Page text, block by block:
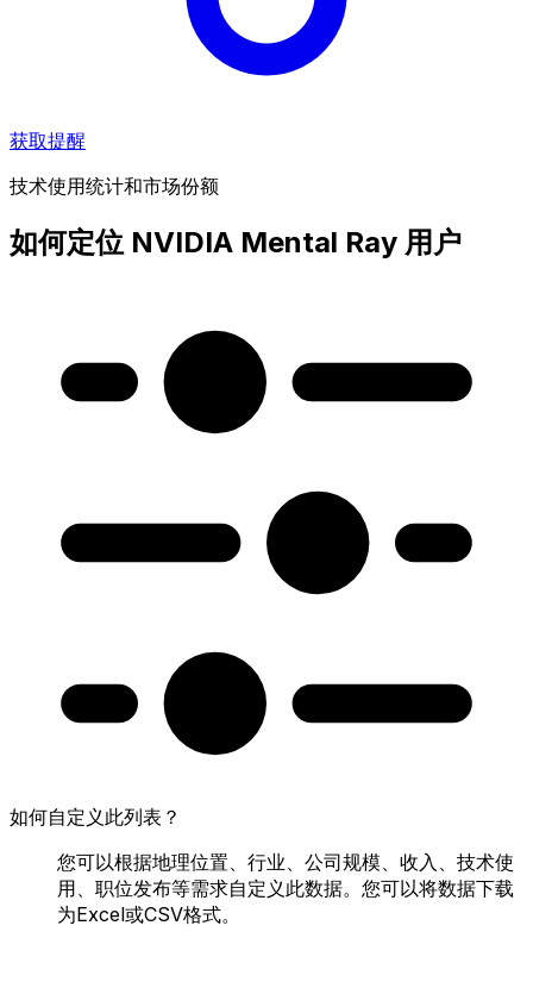
获取提醒
技术使用统计和市场份额
如何定位 NVIDIA Mental Ray 用户
如何自定义此列表？
您可以根据地理位置、行业、公司规模、收入、技术使
用、职位发布等需求自定义此数据。您可以将数据下载
为Excel或CSV格式。